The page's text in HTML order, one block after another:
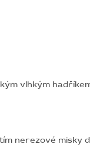
vlhkým
nerezové misky